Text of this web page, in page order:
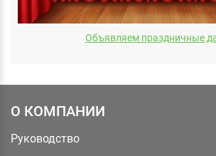
Объявляем праздничные
О КОМПАНИИ
Руководство